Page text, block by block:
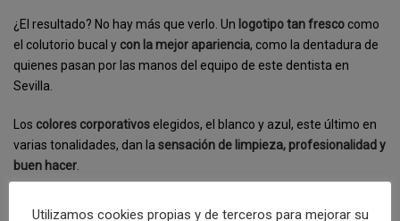
¿El resultado? No hay más que verlo. Un logotipo tan fresco como
el colutorio bucal y con la mejor apariencia, como la dentadura de
quienes pasan por las manos del equipo de este dentista en
Sevilla.
Los colores corporativos elegidos, el blanco y azul, este último en
varias tonalidades, dan la sensación de limpieza, profesionalidad y
buen hacer
Utilizamos cookies propias y de terceros para mejorar su